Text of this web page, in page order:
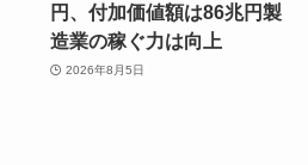
円、付加価値額は86兆円製
造業の稼ぐ力は向上
2026年8月5日